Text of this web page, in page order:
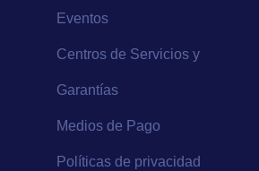
Eventos
Centros de Servicios y
Garantías
Medios de Pago
Políticas de privacidad